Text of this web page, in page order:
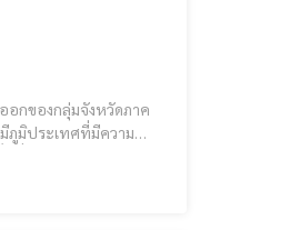
ภูมิประเทศที่มีความ